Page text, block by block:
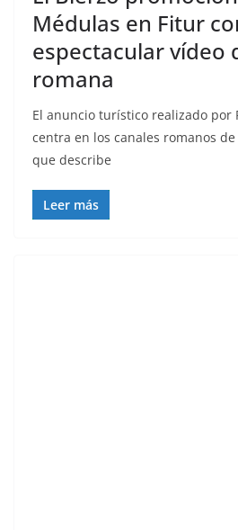
Médulas en Fitur
espectacular vídeo
romana
El anuncio turístico realizado por
centra en los canales romanos
que describe
Leer más